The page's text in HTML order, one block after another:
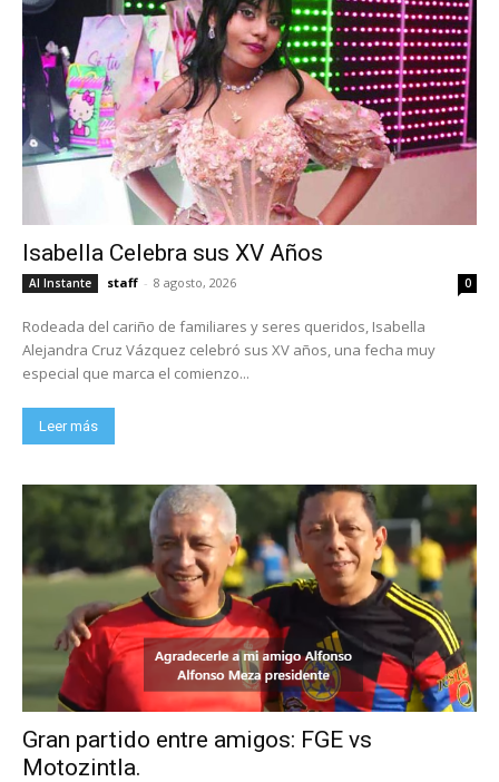
Isabella Celebra sus XV Años
Al Instante staff - 8 agosto, 2026 0
Rodeada del cariño de familiares y seres queridos, Isabella
Alejandra Cruz Vázquez celebró sus XV años, una fecha muy
especial que marca el comienzo...
Leer más
Gran partido entre amigos: FGE vs
Motozintla.